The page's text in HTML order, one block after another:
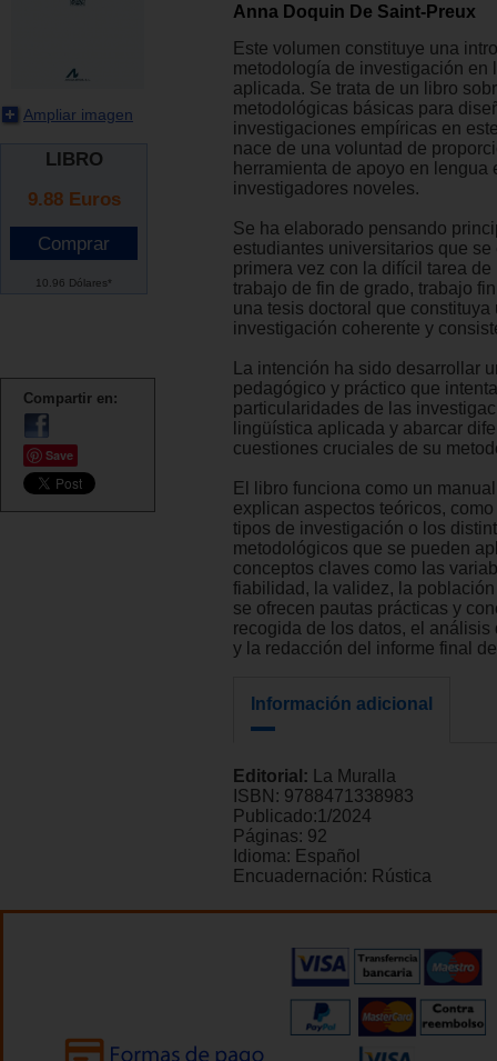
Ampliar imagen
LIBRO
9.88 Euros
10.96 Dólares*
Compartir en:
Save
Anna Doquin De Saint-Preux
Este volumen constituye una
metodología de investigación en
aplicada. Se trata de un libro
metodológicas básicas para
investigaciones empíricas en
nace de una voluntad de
herramienta de apoyo en lengua
investigadores noveles.
Se ha elaborado pensando
estudiantes universitarios que se
primera vez con la difícil tarea de
trabajo de fin de grado, trabajo
una tesis doctoral que constituya
investigación coherente y
La intención ha sido desarrollar
pedagógico y práctico que
particularidades de las
lingüística aplicada y abarcar
cuestiones cruciales de su
El libro funciona como un
explican aspectos teóricos,
tipos de investigación o los
metodológicos que se pueden
conceptos claves como las
fiabilidad, la validez, la
se ofrecen pautas prácticas y
recogida de los datos, el análisis
y la redacción del informe final
Información adicional
Editorial:
La Muralla
ISBN: 9788471338983
Publicado:1/2024
Páginas: 92
Idioma: Español
Encuadernación: Rústica